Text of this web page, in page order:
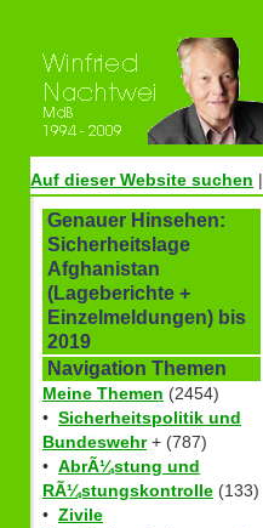
Auf dieser Website suchen |
Genauer Hinsehen:
Sicherheitslage
Afghanistan
(Lageberichte +
Einzelmeldungen) bis
2019
Navigation Themen
Meine Themen (2454)
• Sicherheitspolitik und
Bundeswehr+ (787)
• AbrÃ¼stung und
RÃ¼stungskontrolle (133)
• Zivile